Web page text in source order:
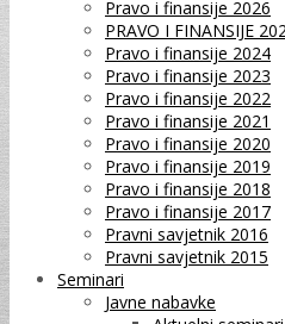
Pravo i finansije 2026
PRAVO I FINANSIJE
Pravo i finansije 2024
Pravo i finansije 2023
Pravo i finansije 2022
Pravo i finansije 2021
Pravo i finansije 2020
Pravo i finansije 2019
Pravo i finansije 2018
Pravo i finansije 2017
Pravni savjetnik 2016
Pravni savjetnik 2015
Seminari
Javne nabavke